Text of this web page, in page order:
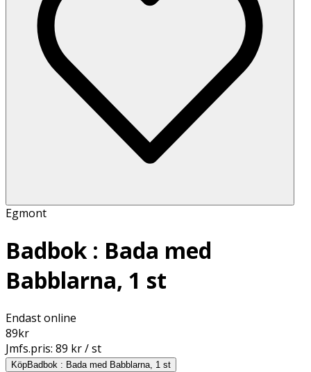
Egmont
Badbok : Bada med
Babblarna, 1 st
Endast online
89kr
Jmfs.pris: 89 kr / st
KöpBadbok : Bada med Babblarna, 1 st